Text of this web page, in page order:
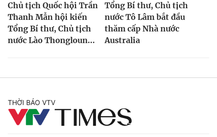
Liên hệ quảng cáo:024-7300.7108
Chủ tịch Quốc hội Trần
Thanh Mẫn hội kiến
Tổng Bí thư, Chủ tịch
nước Lào Thongloun...
Tổng Bí thư, Chủ tịch
nước Tô Lâm bắt đầu
thăm cấp Nhà nước
Australia
THỜI BÁO VTV